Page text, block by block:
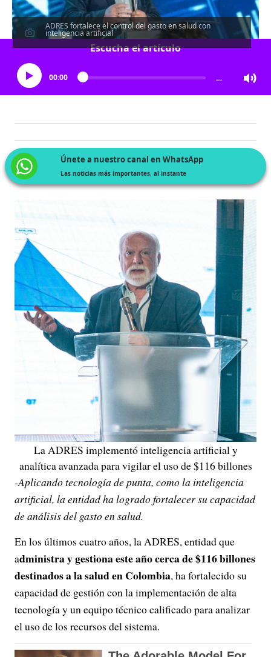
ADRES fortalece el control del gasto en salud con
inteligencia artificial
Escucha el artículo
00:00 …
Únete a nuestro canal en WhatsApp
Las noticias más importantes, al instante
La ADRES implementó inteligencia artificial y
analítica avanzada para vigilar el uso de $116 billones
-Aplicando tecnología de punta, como la inteligencia
artificial, la entidad ha logrado fortalecer su capacidad
de análisis del gasto en salud.
En los últimos cuatro años, la ADRES, entidad que
administra y gestiona este año cerca de $116 billones
destinados a la salud en Colombia, ha fortalecido su
capacidad de gestión con la implementación de alta
tecnología y un equipo técnico calificado para analizar
el uso de los recursos del sistema.